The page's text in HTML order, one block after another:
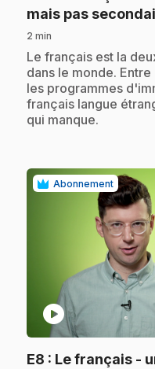
mais pas
2 min
.Le français est la
dans le monde.
les programmes
français langue
qui manque.
Abonnement
play_circle
E8 : Le français -